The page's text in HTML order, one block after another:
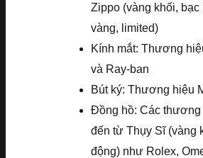
Zippo (vàng khối, bạc
vàng, limited)
Kính mắt: Thương
và Ray-ban
Bút ký: Thương hiệu
Đồng hồ: Các thương
đến từ Thụy Sĩ (vàng
động) như Rolex,